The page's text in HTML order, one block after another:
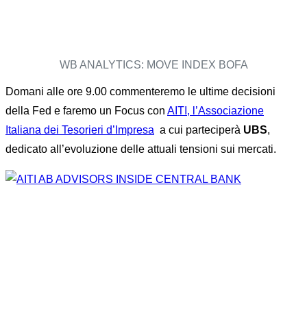
WB ANALYTICS: MOVE INDEX BOFA
Domani alle ore 9.00 commenteremo le ultime decisioni
della Fed e faremo un Focus con AITI, l’Associazione
Italiana dei Tesorieri d’Impresa a cui parteciperà UBS,
dedicato all’evoluzione delle attuali tensioni sui mercati.